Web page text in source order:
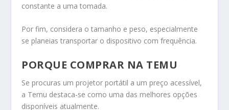
constante a uma tomada.
Por fim, considera o tamanho e peso, especialmente
se planeias transportar o dispositivo com frequência.
PORQUE COMPRAR NA TEMU
Se procuras um projetor portátil a um preço acessível,
a Temu destaca-se como uma das melhores opções
disponíveis atualmente.